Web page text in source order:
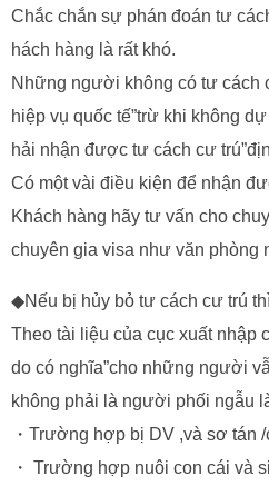
Chắc chắn sự phán đoán tư
hách hàng là rất khó.
Những người không có tư cách
hiệp vụ quốc tế”trừ khi không
hải nhận được tư cách cư
Có một vài điều kiện để nhận
Khách hàng hãy tư vấn cho
chuyên gia visa như văn phòng
◆Nếu bị hủy bỏ tư cách cư trú
Theo tài liệu của cục xuất nhập
do có nghĩa”cho những người
không phải là người phối ngẫu
・Trường hợp bị DV ,và sơ tán
・ Trường hợp nuôi con cái và